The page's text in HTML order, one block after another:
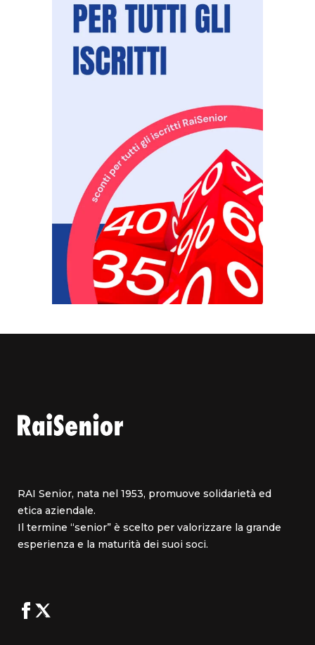
RAI Senior, nata nel 1953, promuove solidarietà ed
etica aziendale.
Il termine “senior” è scelto per valorizzare la grande
esperienza e la maturità dei suoi soci.